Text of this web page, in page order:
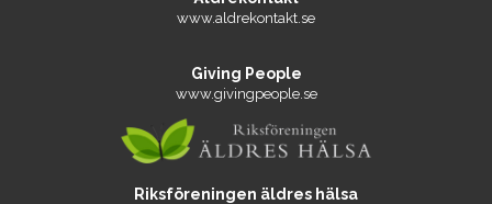
www.aldrekontakt.se
Giving People
www.givingpeople.se
Riksföreningen äldres hälsa